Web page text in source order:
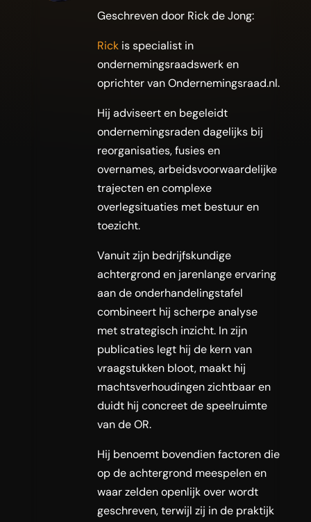
Geschreven door Rick de Jong:
Rickis specialist in
ondernemingsraadswerk en
oprichter van Ondernemingsraad.nl.
Hij adviseert en begeleidt
ondernemingsraden dagelijks bij
reorganisaties, fusies en
overnames, arbeidsvoorwaardelijke
trajecten en complexe
overlegsituaties met bestuur en
toezicht.
Vanuit zijn bedrijfskundige
achtergrond en jarenlange ervaring
aan de onderhandelingstafel
combineert hij scherpe analyse
met strategisch inzicht. In zijn
publicaties legt hij de kern van
vraagstukken bloot, maakt hij
machtsverhoudingen zichtbaar en
duidt hij concreet de speelruimte
van de OR.
Hij benoemt bovendien factoren die
op de achtergrond meespelen en
waar zelden openlijk over wordt
geschreven, terwijl zij in de praktijk